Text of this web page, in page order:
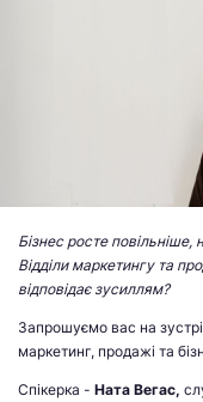
Бізнес росте повільніше,
Відділи маркетингу та
відповідає зусиллям?
Запрошуємо вас на
маркетинг, продажі та
Спікерка - Ната Вегас,